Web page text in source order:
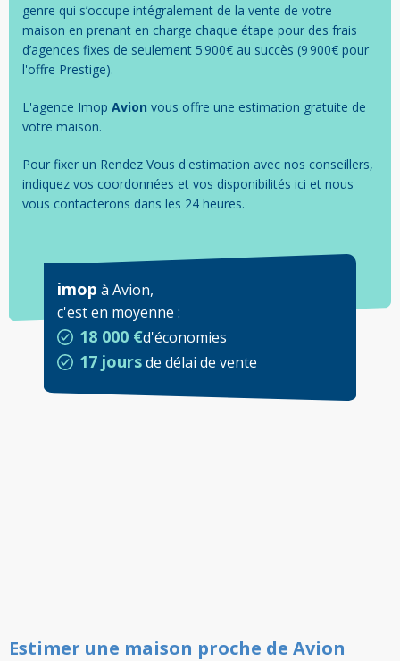
genre qui s’occupe intégralement de la vente de votre
maison en prenant en charge chaque étape pour des frais
d’agences fixes de seulement 5 900€ au succès (9 900€ pour
l'offre Prestige).
L'agence Imop Avion vous offre une estimation gratuite de
votre maison.
Pour fixer un Rendez Vous d'estimation avec nos conseillers,
indiquez vos coordonnées et vos disponibilités ici et nous
vous contacterons dans les 24 heures.
imop à Avion,
c'est en moyenne :
18 000 €d'économies
17 joursde délai de vente
Estimer une maison proche de Avion